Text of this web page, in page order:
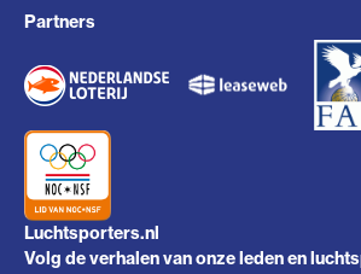
Partners
Luchtsporters.nl
Volg de verhalen van onze leden en